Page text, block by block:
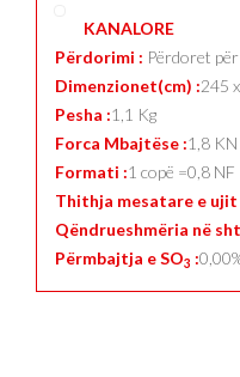
KANALORE
Përdorimi : Përdoret
Dimenzionet(cm) :245
Pesha :1,1 Kg
Forca Mbajtëse :1,8 KN
Formati :1 copë =0,8 NF
Thithja mesatare e ujit
Qëndrueshmëria në
Përmbajtja e SO3 :